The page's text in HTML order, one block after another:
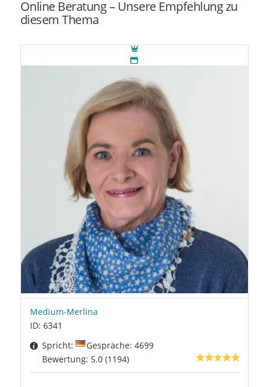
Online Beratung – Unsere Empfehlung zu
diesem Thema
Medium-Merlina
ID: 6341
Spricht:
Gespräche: 4699
Bewertung: 5.0 (1194)